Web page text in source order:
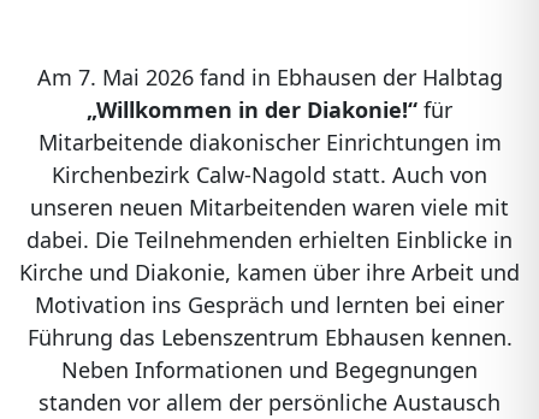
Am 7. Mai 2026 fand in Ebhausen der Halbtag
„Willkommen in der Diakonie!“ für
Mitarbeitende diakonischer Einrichtungen im
Kirchenbezirk Calw-Nagold statt. Auch von
unseren neuen Mitarbeitenden waren viele mit
dabei. Die Teilnehmenden erhielten Einblicke in
Kirche und Diakonie, kamen über ihre Arbeit und
Motivation ins Gespräch und lernten bei einer
Führung das Lebenszentrum Ebhausen kennen.
Neben Informationen und Begegnungen
standen vor allem der persönliche Austausch